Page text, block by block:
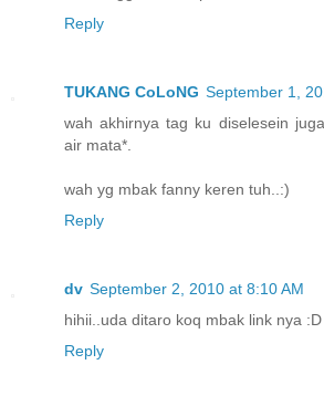
Reply
TUKANG CoLoNG September 1,
wah akhirnya tag ku diselesein
air mata*.
wah yg mbak fanny keren tuh..:)
Reply
dv September 2, 2010 at 8:10 AM
hihii..uda ditaro koq mbak link nya :D
Reply